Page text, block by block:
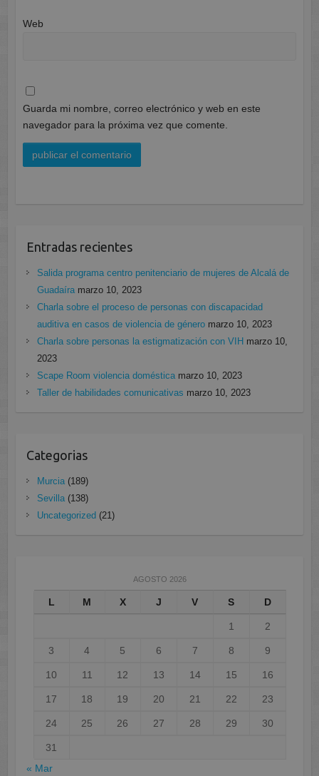
Web
Guarda mi nombre, correo electrónico y web en este
navegador para la próxima vez que comente.
Entradas recientes
Salida programa centro penitenciario de mujeres de Alcalá de
Guadaíra marzo 10, 2023
Charla sobre el proceso de personas con discapacidad
auditiva en casos de violencia de género marzo 10, 2023
Charla sobre personas la estigmatización con VIH marzo 10,
2023
Scape Room violencia doméstica marzo 10, 2023
Taller de habilidades comunicativas marzo 10, 2023
Categorias
Murcia(189)
Sevilla(138)
Uncategorized (21)
AGOSTO 2026
L M X J V S D
1 2
3 4 5 6 7 8 9
10 11 12 13 14 15 16
17 18 19 20 21 22 23
24 25 26 27 28 29 30
31
« Mar